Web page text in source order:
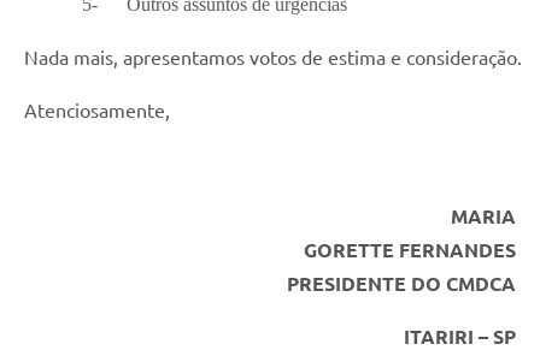
5- Outros assuntos de urgências
Nada mais, apresentamos votos de estima e consideração.
Atenciosamente,
MARIA
GORETTE FERNANDES
PRESIDENTE DO CMDCA
ITARIRI – SP